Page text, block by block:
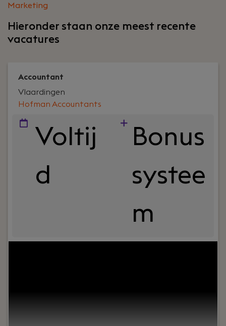
Marketing
Hieronder staan onze meest recente
vacatures
Accountant
Hofman Accountants
Vlaardingen
Voltij
d
Bonus
systee
m